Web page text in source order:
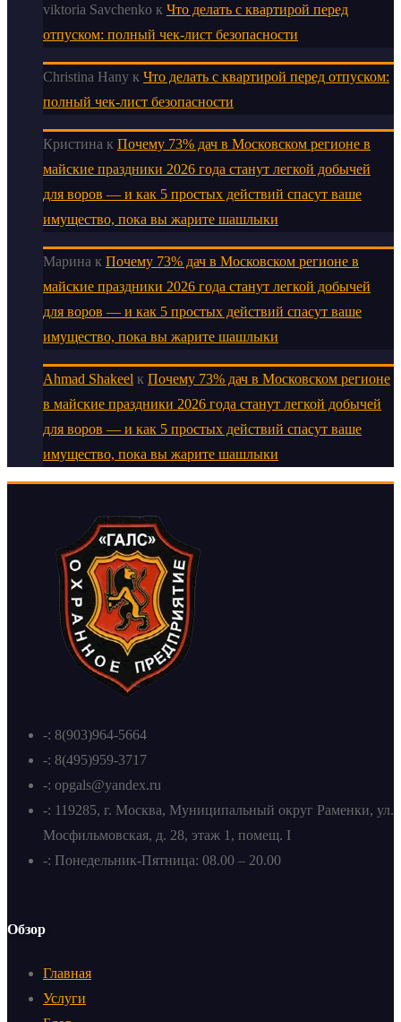
viktoria Savchenko к Что делать с квартирой перед
отпуском: полный чек-лист безопасности
Christina Hany к Что делать с квартирой перед отпуском:
полный чек-лист безопасности
Кристина к Почему 73% дач в Московском регионе в
майские праздники 2026 года станут легкой добычей
для воров — и как 5 простых действий спасут ваше
имущество, пока вы жарите шашлыки
Марина к Почему 73% дач в Московском регионе в
майские праздники 2026 года станут легкой добычей
для воров — и как 5 простых действий спасут ваше
имущество, пока вы жарите шашлыки
Ahmad Shakeel к Почему 73% дач в Московском регионе
в майские праздники 2026 года станут легкой добычей
для воров — и как 5 простых действий спасут ваше
имущество, пока вы жарите шашлыки
-: 8(903)964-5664
-: 8(495)959-3717
-: opgals@yandex.ru
-: 119285, г. Москва, Муниципальный округ Раменки, ул.
Мосфильмовская, д. 28, этаж 1, помещ. I
-: Понедельник-Пятница: 08.00 – 20.00
Обзор
Главная
Услуги